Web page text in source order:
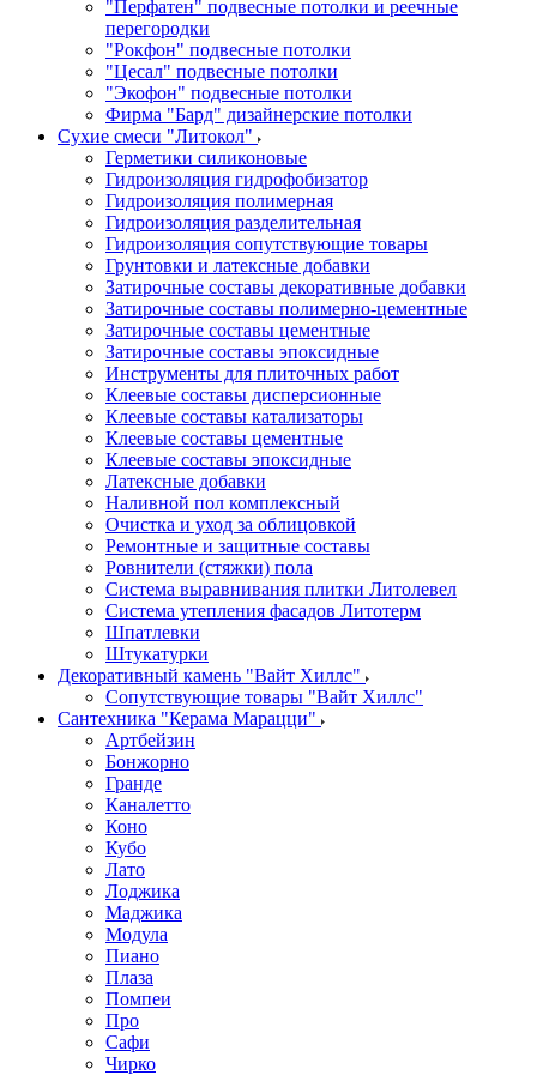
"Перфатен" подвесные потолки и реечные
перегородки
"Рокфон" подвесные потолки
"Цесал" подвесные потолки
"Экофон" подвесные потолки
Фирма "Бард" дизайнерские потолки
Сухие смеси "Литокол"
Герметики силиконовые
Гидроизоляция гидрофобизатор
Гидроизоляция полимерная
Гидроизоляция разделительная
Гидроизоляция сопутствующие товары
Грунтовки и латексные добавки
Затирочные составы декоративные добавки
Затирочные составы полимерно-цементные
Затирочные составы цементные
Затирочные составы эпоксидные
Инструменты для плиточных работ
Клеевые составы дисперсионные
Клеевые составы катализаторы
Клеевые составы цементные
Клеевые составы эпоксидные
Латексные добавки
Наливной пол комплексный
Очистка и уход за облицовкой
Ремонтные и защитные составы
Ровнители (стяжки) пола
Система выравнивания плитки Литолевел
Система утепления фасадов Литотерм
Шпатлевки
Штукатурки
Декоративный камень "Вайт Хиллс"
Сопутствующие товары "Вайт Хиллс"
Сантехника "Керама Марацци"
Артбейзин
Бонжорно
Гранде
Каналетто
Коно
Кубо
Лато
Лоджика
Маджика
Модула
Пиано
Плаза
Помпеи
Про
Сафи
Чирко